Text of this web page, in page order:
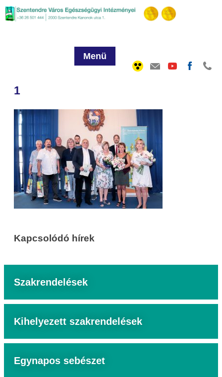
Menü
1
Kapcsolódó hírek
Szakrendelések
Kihelyezett szakrendelések
Egynapos sebészet